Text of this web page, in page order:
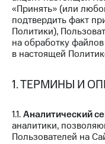
Роуминг
Семейная
группа
SIM-
Оформить
eSIM
Тарифы
RED,
РИИЛ
и МТС
Супер
при
МТС
Деньги
«Принять» (или
подтвердить факт
Политики),
на обработку
в настоящей
1. ТЕРМИНЫ И
1.1.Аналитический
аналитики,
Пользователей на